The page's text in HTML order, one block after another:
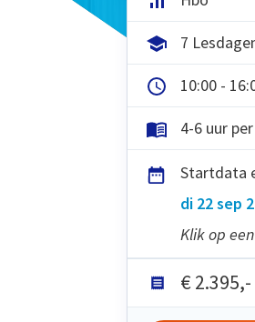
7
10:00 -
4-6 uur
Startdata
di 22 sep
Klik op
€ 2.395,-